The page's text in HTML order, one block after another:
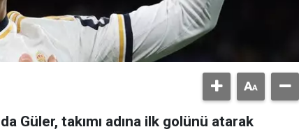
Güler, takımı adına ilk golünü atarak